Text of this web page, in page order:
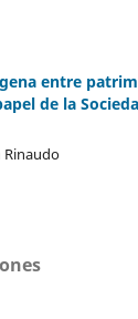
entre
de la
Rinaudo